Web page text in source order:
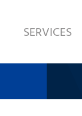
SERVICES